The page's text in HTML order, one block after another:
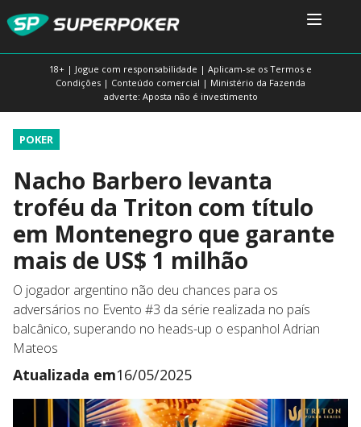
18+ | Jogue com responsabilidade | Aplicam-se os Termos e
Condições | Conteúdo comercial | Ministério da Fazenda
adverte: Aposta não é investimento
POKER
Nacho Barbero levanta
troféu da Triton com título
em Montenegro que garante
mais de US$ 1 milhão
O jogador argentino não deu chances para os
adversários no Evento #3 da série realizada no país
balcânico, superando no heads-up o espanhol Adrian
Mateos
Atualizada em16/05/2025